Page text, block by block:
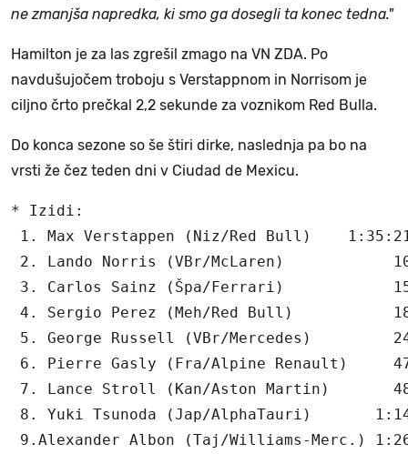
ne zmanjša napredka, ki smo ga dosegli ta konec tedna."
Hamilton je za las zgrešil zmago na VN ZDA. Po
navdušujočem troboju s Verstappnom in Norrisom je
ciljno črto prečkal 2,2 sekunde za voznikom Red Bulla.
Do konca sezone so še štiri dirke, naslednja pa bo na
vrsti že čez teden dni v Ciudad de Mexicu.
* Izidi:
1. Max Verstappen (Niz/Red Bull)
2. Lando Norris (VBr/McLaren)
3. Carlos Sainz (Špa/Ferrari)
4. Sergio Perez (Meh/Red Bull)
5. George Russell (VBr/Mercedes)
6. Pierre Gasly (Fra/Alpine Renault)
7. Lance Stroll (Kan/Aston Martin)
8. Yuki Tsunoda (Jap/AlphaTauri)
9.Alexander Albon (Taj/Williams-Merc.)